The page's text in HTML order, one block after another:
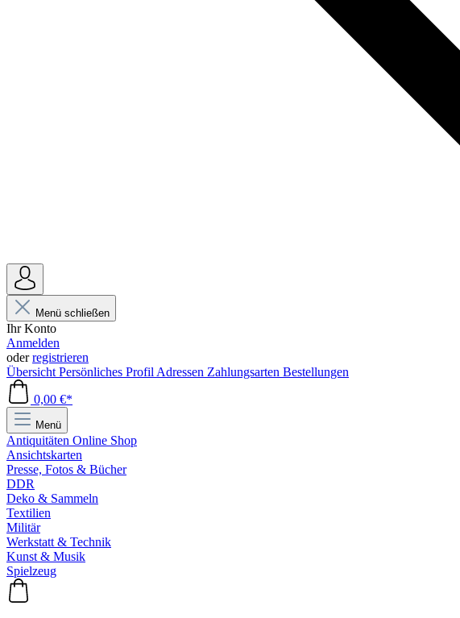
Menü schließen
Ihr Konto
Anmelden
oderregistrieren
Übersicht Persönliches Profil Adressen Zahlungsarten Bestellungen
0,00 €*
Menü
Antiquitäten Online Shop
Ansichtskarten
Presse, Fotos & Bücher
DDR
Deko & Sammeln
Textilien
Militär
Werkstatt & Technik
Kunst & Musik
Spielzeug